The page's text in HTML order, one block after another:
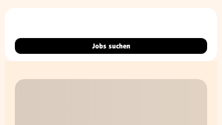
Jobs suchen